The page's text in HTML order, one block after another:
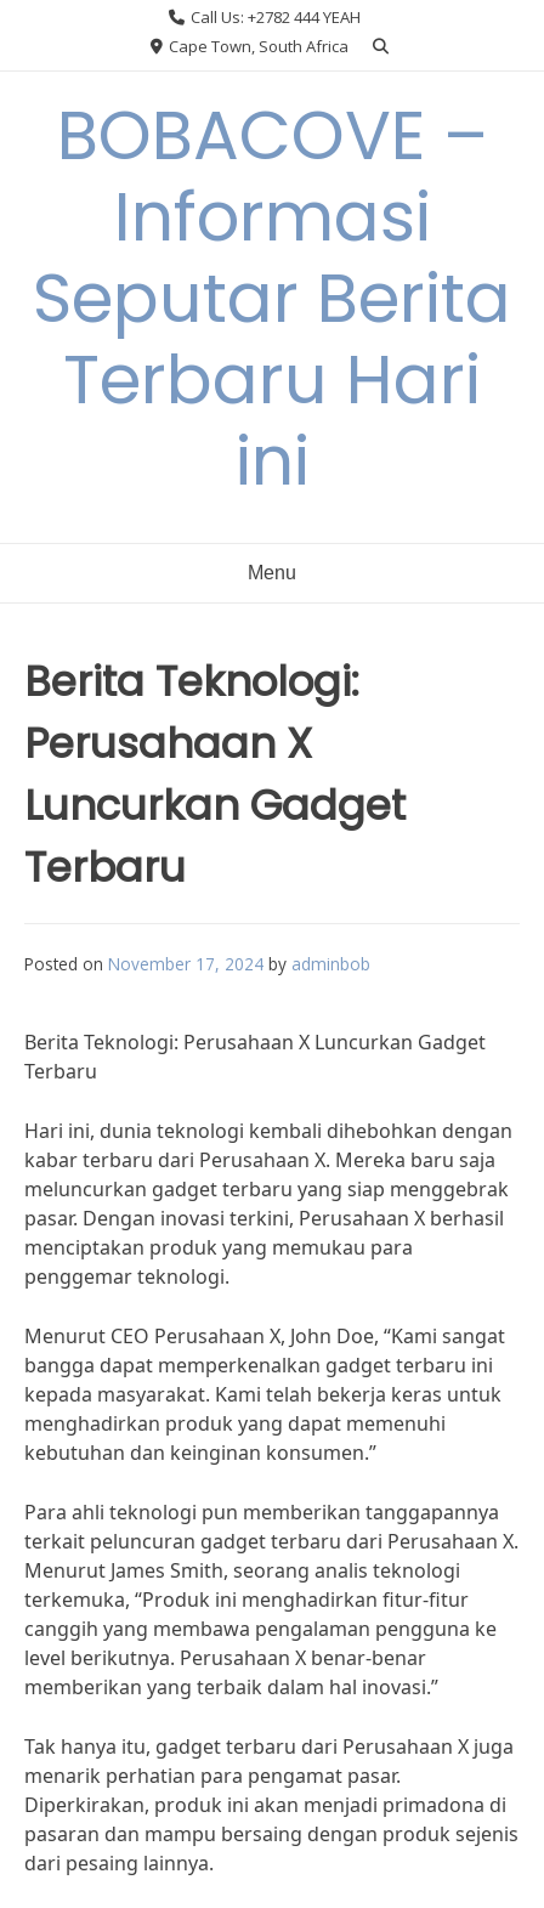
Call Us: +2782 444 YEAH
Cape Town, South Africa
BOBACOVE –
Informasi
Seputar Berita
Terbaru Hari
ini
Menu
Berita Teknologi:
Perusahaan X
Luncurkan Gadget
Terbaru
Posted on November 17, 2024 by adminbob
Berita Teknologi: Perusahaan X Luncurkan Gadget
Terbaru
Hari ini, dunia teknologi kembali dihebohkan dengan
kabar terbaru dari Perusahaan X. Mereka baru saja
meluncurkan gadget terbaru yang siap menggebrak
pasar. Dengan inovasi terkini, Perusahaan X berhasil
menciptakan produk yang memukau para
penggemar teknologi.
Menurut CEO Perusahaan X, John Doe, “Kami sangat
bangga dapat memperkenalkan gadget terbaru ini
kepada masyarakat. Kami telah bekerja keras untuk
menghadirkan produk yang dapat memenuhi
kebutuhan dan keinginan konsumen.”
Para ahli teknologi pun memberikan tanggapannya
terkait peluncuran gadget terbaru dari Perusahaan X.
Menurut James Smith, seorang analis teknologi
terkemuka, “Produk ini menghadirkan fitur-fitur
canggih yang membawa pengalaman pengguna ke
level berikutnya. Perusahaan X benar-benar
memberikan yang terbaik dalam hal inovasi.”
Tak hanya itu, gadget terbaru dari Perusahaan X juga
menarik perhatian para pengamat pasar.
Diperkirakan, produk ini akan menjadi primadona di
pasaran dan mampu bersaing dengan produk sejenis
dari pesaing lainnya.